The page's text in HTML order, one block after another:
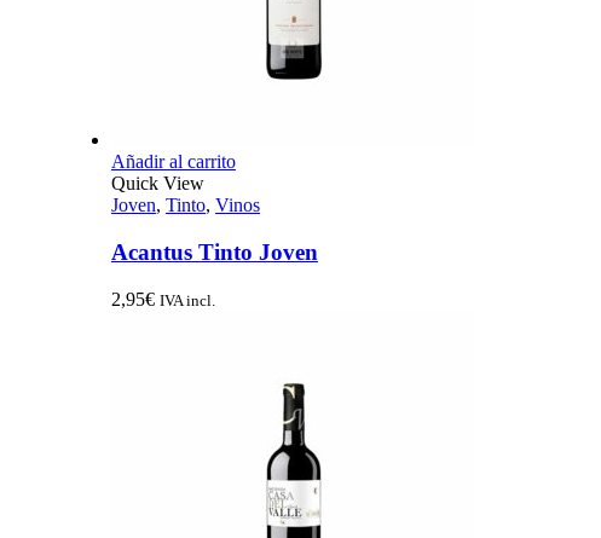
Añadir al carrito
Quick View
Joven, Tinto, Vinos
Acantus Tinto Joven
2,95€ IVA incl.